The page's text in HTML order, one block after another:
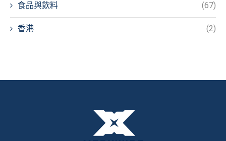
食品與飲料 (67)
香港 (2)